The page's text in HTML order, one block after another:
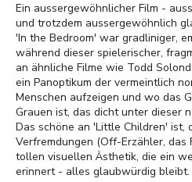
Ein aussergewöhnlicher Film -
und trotzdem aussergewöhnlich
'In the Bedroom' war gradliniger,
während dieser spielerischer,
an ähnliche Filme wie Todd
ein Panoptikum der vermeintlich
Menschen aufzeigen und wo das
Grauen ist, das dicht unter dieser
Das schöne an 'Little Children' ist,
Verfremdungen (Off-Erzähler,
tollen visuellen Ästhetik, die ein
erinnert - alles glaubwürdig